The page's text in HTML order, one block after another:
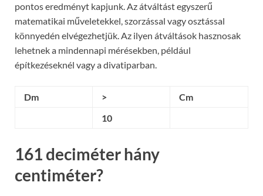
pontos eredményt kapjunk. Az átváltást egyszerű
matematikai műveletekkel, szorzással vagy osztással
könnyedén elvégezhetjük. Az ilyen átváltások hasznosak
lehetnek a mindennapi mérésekben, például
építkezéseknél vagy a divatiparban.
Dm >
Cm
10
161 deciméter hány
centiméter?